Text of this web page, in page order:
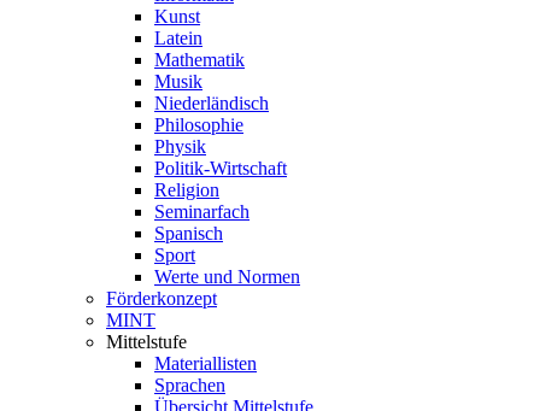
Kunst
Latein
Mathematik
Musik
Niederländisch
Philosophie
Physik
Politik-Wirtschaft
Religion
Seminarfach
Spanisch
Sport
Werte und Normen
Förderkonzept
MINT
Mittelstufe
Materiallisten
Sprachen
Übersicht Mittelstufe